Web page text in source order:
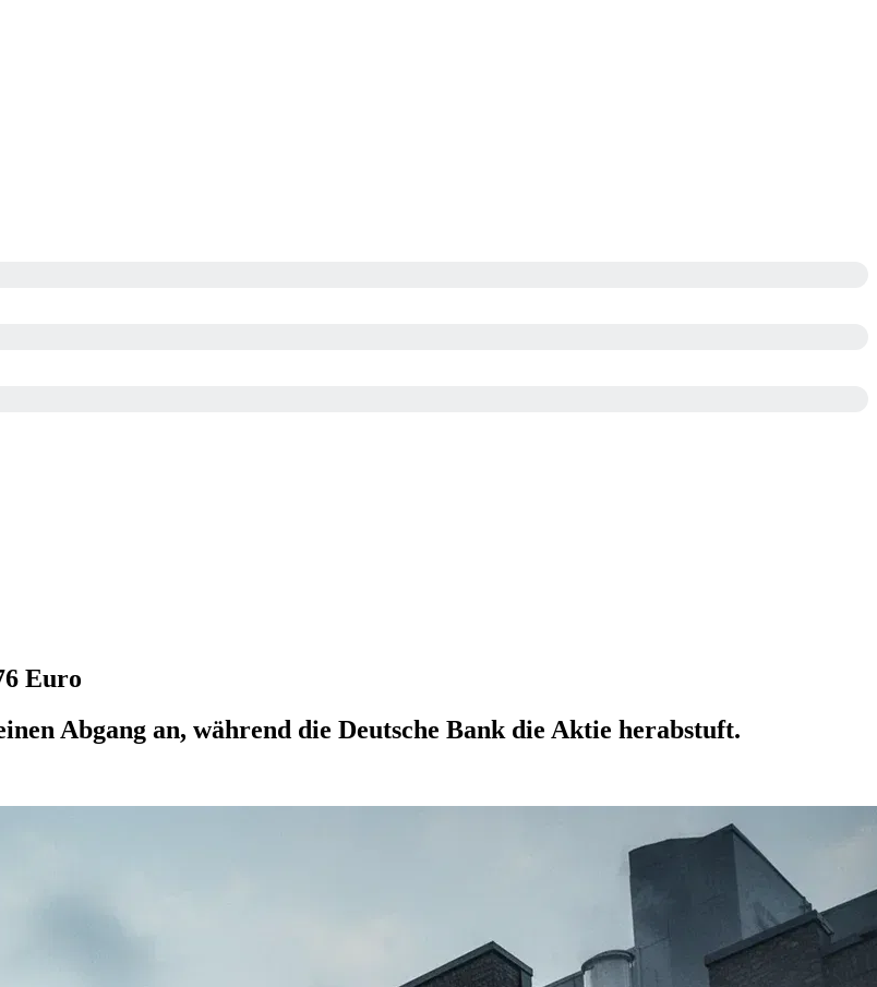
Euro
Abgang an, während die Deutsche Bank die Aktie herabstuft.